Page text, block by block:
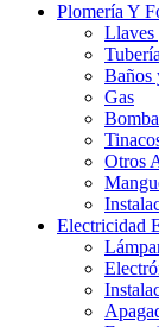
Plomería Y
Baños
Gas
Otros
Electricidad